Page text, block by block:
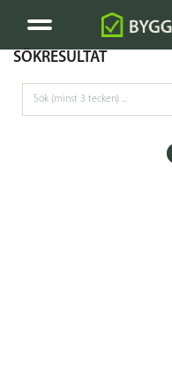
SÖKRESULTAT